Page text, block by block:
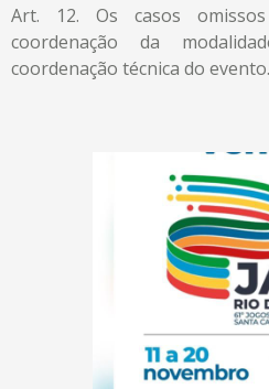
Art. 12. Os casos
coordenação da
coordenação técnica do evento.